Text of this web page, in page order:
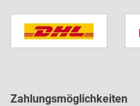
Zahlungsmöglichkeiten